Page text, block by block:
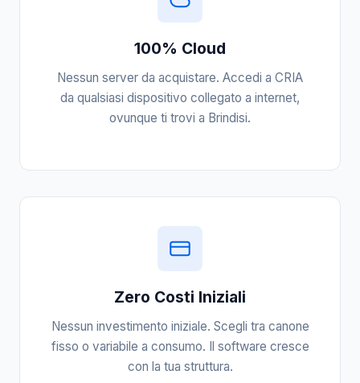
100% Cloud
Nessun server da acquistare. Accedi a CRIA
da qualsiasi dispositivo collegato a internet,
ovunque ti trovi a Brindisi.
Zero Costi Iniziali
Nessun investimento iniziale. Scegli tra canone
fisso o variabile a consumo. Il software cresce
con la tua struttura.